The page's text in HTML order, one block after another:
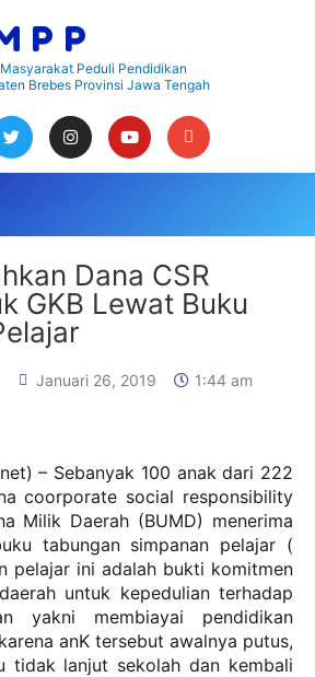
Peduli Pendidikan
Brebes Provinsi Jawa Tengah
T
w
i
r
I
n
s
r
a
Y
o
u
e
E
n
v
p
e
Dana CSR
GKB Lewat Buku
Januari 26, 2019 1:44 am
– Sebanyak 100 anak dari 222
coorporate social responsibility
Milik Daerah (BUMD) menerima
tabungan simpanan pelajar (
pelajar ini adalah bukti komitmen
untuk kepedulian terhadap
yakni membiayai pendidikan
anK tersebut awalnya putus,
tidak lanjut sekolah dan kembali